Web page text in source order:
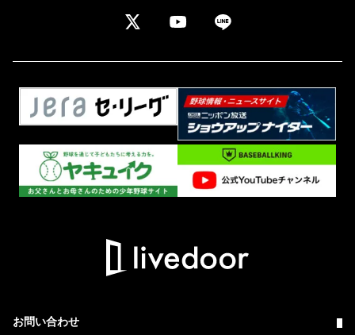
お問い合わせ